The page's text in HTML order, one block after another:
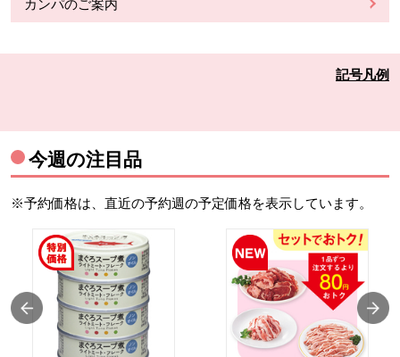
カンパのご案内
記号凡例
今週の注目品
※予約価格は、直近の予約週の予定価格を表示しています。